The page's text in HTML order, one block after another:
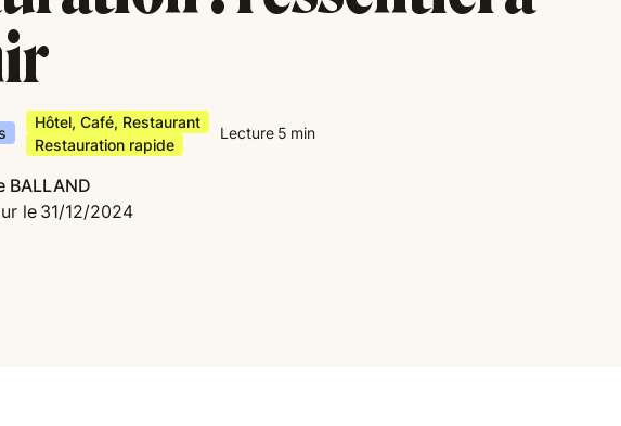
Hôtel, Café, Restaurant
Restauration rapide
Lecture 5 min
BALLAND
le 31/12/2024